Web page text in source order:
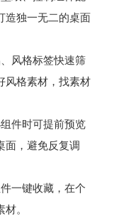
造独一无二的桌面
风格标签快速筛
风格素材，找素材
件时可提前预览
面，避免反复调
一键收藏，在个
。